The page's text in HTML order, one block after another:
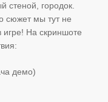
стеной, городок.
сюжет мы тут не
На скриншоте
демо)